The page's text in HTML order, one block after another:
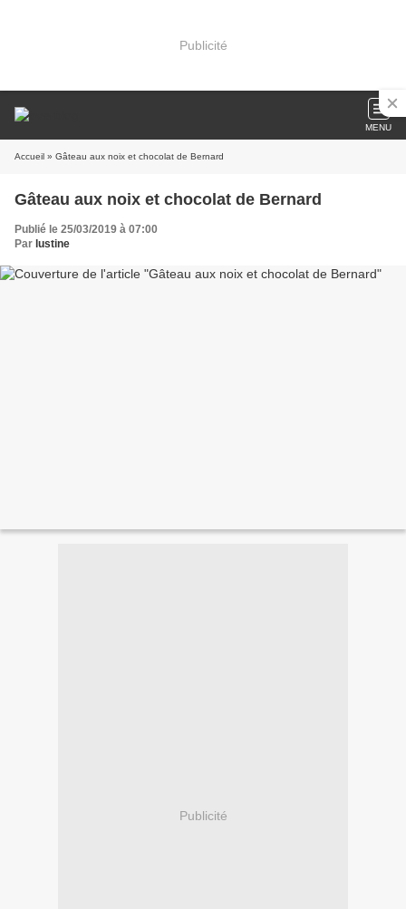
Publicité
MENU
Accueil » Gâteau aux noix et chocolat de Bernard
Gâteau aux noix et chocolat de Bernard
Publié le 25/03/2019 à 07:00
Par lustine
Publicité